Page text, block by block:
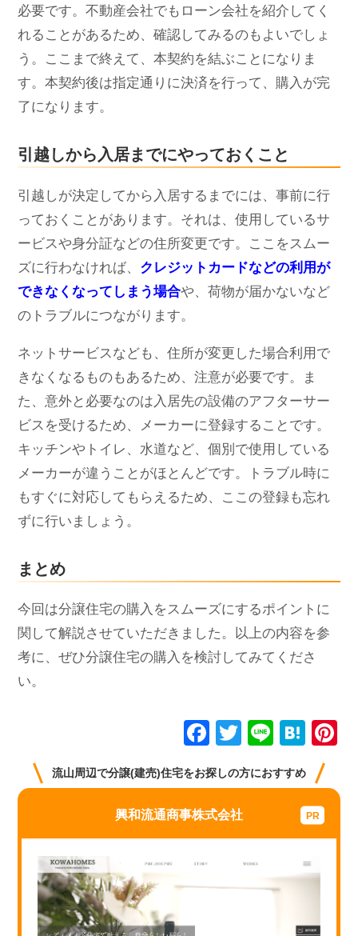
必要です。不動産会社でもローン会社を紹介してく
れることがあるため、確認してみるのもよいでしょ
う。ここまで終えて、本契約を結ぶことになりま
す。本契約後は指定通りに決済を行って、購入が完
了になります。
引越しから入居までにやっておくこと
引越しが決定してから入居するまでには、事前に行
っておくことがあります。それは、使用しているサ
ービスや身分証などの住所変更です。ここをスムー
ズに行わなければ、 クレジットカードなどの利用が
できなくなってしまう場合や、荷物が届かないなど
のトラブルにつながります。
ネットサービスなども、住所が変更した場合利用で
きなくなるものもあるため、注意が必要です。ま
た、意外と必要なのは入居先の設備のアフターサー
ビスを受けるため、メーカーに登録することです。
キッチンやトイレ、水道など、個別で使用している
メーカーが違うことがほとんどです。トラブル時に
もすぐに対応してもらえるため、ここの登録も忘れ
ずに行いましょう。
まとめ
今回は分譲住宅の購入をスムーズにするポイントに
関して解説させていただきました。以上の内容を参
考に、ぜひ分譲住宅の購入を検討してみてくださ
い。
F
c
e
b
o
T
tt
er
Li
e
H
at
e
n
a
流山周辺で分譲(建売)住宅をお探しの方におすすめ
興和流通商事株式会社